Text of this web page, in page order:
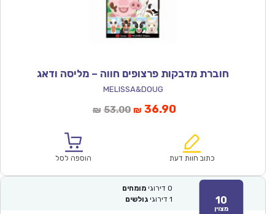
חוברת מדבקות פרצופים חווה – מליסה ודאג
MELISSA&DOUG
₪ 53.00המחיר
₪53.00.
₪ 36.90המחיר
הוא:
כתוב חוות דעת הוספה לסל
10
מצוין
0 דירוגי מומחים
1 דירוגי גולשים